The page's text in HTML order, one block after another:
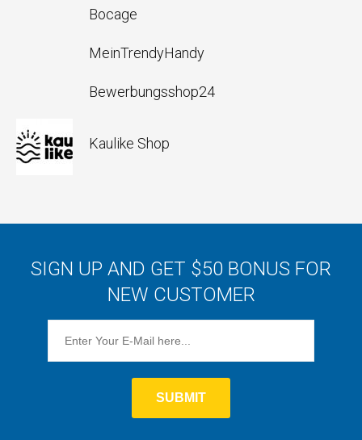
Bocage
MeinTrendyHandy
Bewerbungsshop24
Kaulike Shop
SIGN UP AND GET $50 BONUS FOR
NEW CUSTOMER